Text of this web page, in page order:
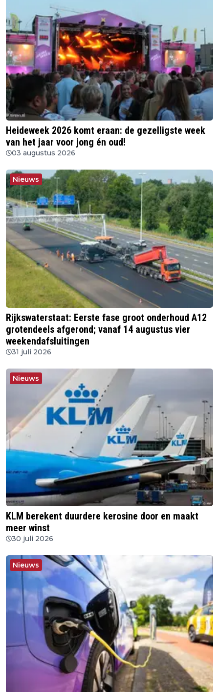
Heideweek 2026 komt eraan: de gezelligste week
van het jaar voor jong én oud!
03 augustus 2026
Nieuws
Rijkswaterstaat: Eerste fase groot onderhoud A12
grotendeels afgerond; vanaf 14 augustus vier
weekendafsluitingen
31 juli 2026
Nieuws
KLM berekent duurdere kerosine door en maakt
meer winst
30 juli 2026
Nieuws